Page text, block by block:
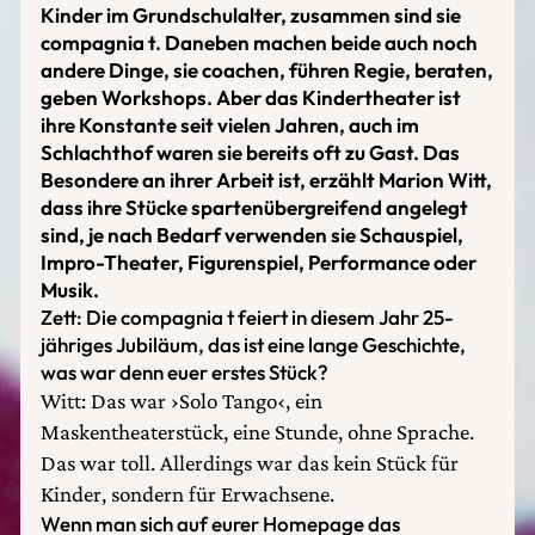
Kinder im Grundschulalter, zusammen sind sie
compagnia t. Daneben machen beide auch noch
andere Dinge, sie coachen, führen Regie, beraten,
geben Workshops. Aber das Kindertheater ist
ihre Konstante seit vielen Jahren, auch im
Schlachthof waren sie bereits oft zu Gast. Das
Besondere an ihrer Arbeit ist, erzählt Marion Witt,
dass ihre Stücke spartenübergreifend angelegt
sind, je nach Bedarf verwenden sie Schauspiel,
Impro-Theater, Figurenspiel, Performance oder
Musik.
Zett: Die compagnia t feiert in diesem Jahr 25-
jähriges Jubiläum, das ist eine lange Geschichte,
was war denn euer erstes Stück?
Witt: Das war ›Solo Tango‹, ein
Maskentheaterstück, eine Stunde, ohne Sprache.
Das war toll. Allerdings war das kein Stück für
Kinder, sondern für Erwachsene.
Wenn man sich auf eurer Homepage das